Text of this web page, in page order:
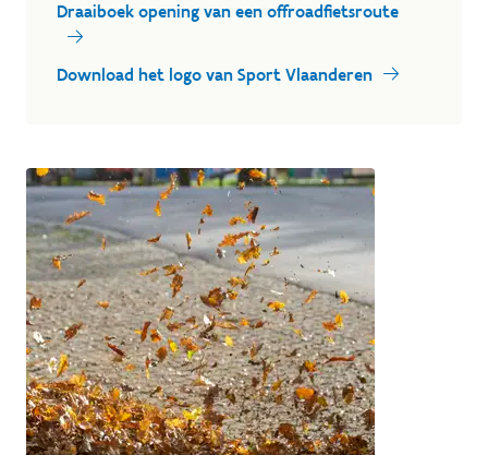
Draaiboek opening van een offroadfietsroute
Download het logo van Sport Vlaanderen